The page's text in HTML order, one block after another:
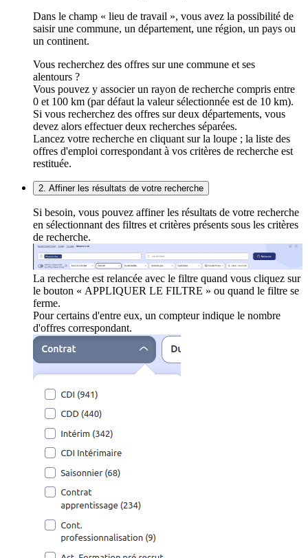
Dans le champ « lieu de travail », vous avez la possibilité de
saisir une commune, un département, une région, un pays ou
un continent.
Vous recherchez des offres sur une commune et ses
alentours ?
Vous pouvez y associer un rayon de recherche compris entre
0 et 100 km (par défaut la valeur sélectionnée est de 10 km).
Si vous recherchez des offres sur deux départements, vous
devez alors effectuer deux recherches séparées.
Lancez votre recherche en cliquant sur la loupe ; la liste des
offres d'emploi correspondant à vos critères de recherche est
restituée.
2. Affiner les résultats de votre recherche
Si besoin, vous pouvez affiner les résultats de votre recherche
en sélectionnant des filtres et critères présents sous les critères
de recherche.
La recherche est relancée avec le filtre quand vous cliquez sur
le bouton « APPLIQUER LE FILTRE » ou quand le filtre se
ferme.
Pour certains d'entre eux, un compteur indique le nombre
d'offres correspondant.